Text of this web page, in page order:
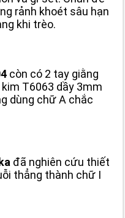
rảnh khoét sâu hạn
khi trèo.
còn có 2 tay giằng
T6063 dầy 3mm
dùng chữ A chắc
đã nghiên cứu thiết
thẳng thành chữ I